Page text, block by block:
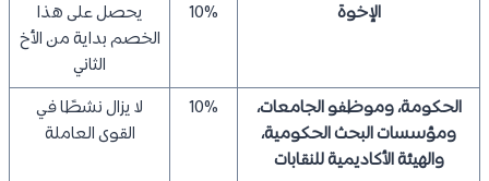
الإخوة
10%
يحصل على هذا
الخصم بداية من الأخ
الثاني
الحكومة، وموظفو الجامعات،
ومؤسسات البحث الحكومية،
والهيئة الأكاديمية للنقابات
10%
لا يزال نشطًا في
القوى العاملة